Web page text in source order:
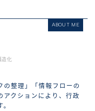
ABOUT ME
造化
の整理」「情報フローの
アクションにより、行政